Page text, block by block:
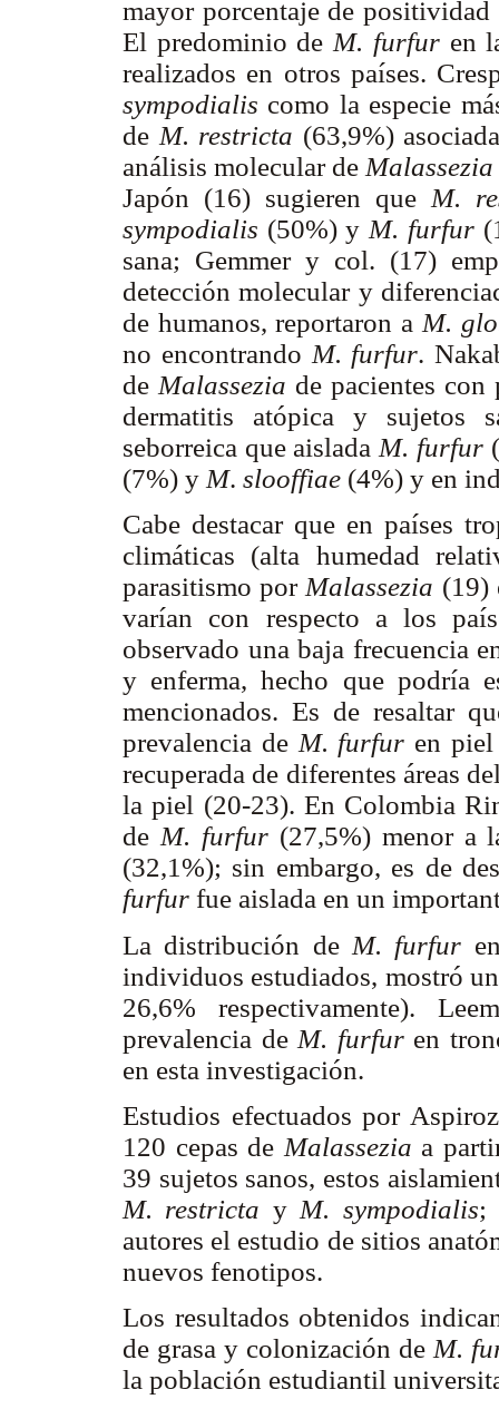
mayor porcentaje de
El predominio de M. furfuren
realizados en otros países.
sympodialis como la especie
de M. restricta (63,9%)
análisis molecular de Malassezia
Japón (16) sugieren que M.
sympodialis (50%) y M. furfur
sana; Gemmer y col. (17)
detección molecular y
de humanos, reportaron a M.
no encontrando M. furfur.
de Malassezia de pacientes
dermatitis atópica y sujetos
seborreica que aislada M. furfur
(7%) y M. slooffiae (4%) y en
Cabe destacar que en países
climáticas (alta humedad
parasitismo por Malassezia (19)
varían con respecto a los
observado una baja frecuencia
y enferma, hecho que podría
mencionados. Es de resaltar
prevalencia de M. furfur en piel
recuperada de diferentes áreas
la piel (20-23). En Colombia
de M. furfur(27,5%) menor a
(32,1%); sin embargo, es de
furfur fue aislada en un
La distribución de M. furfur
individuos estudiados, mostró
26,6% respectivamente).
prevalencia de M. furfuren
en esta investigación.
Estudios efectuados por
120 cepas de Malassezia a
39 sujetos sanos, estos
M. restricta y M. sympodialis;
autores el estudio de sitios
nuevos fenotipos.
Los resultados obtenidos
de grasa y colonización de M.
la población estudiantil